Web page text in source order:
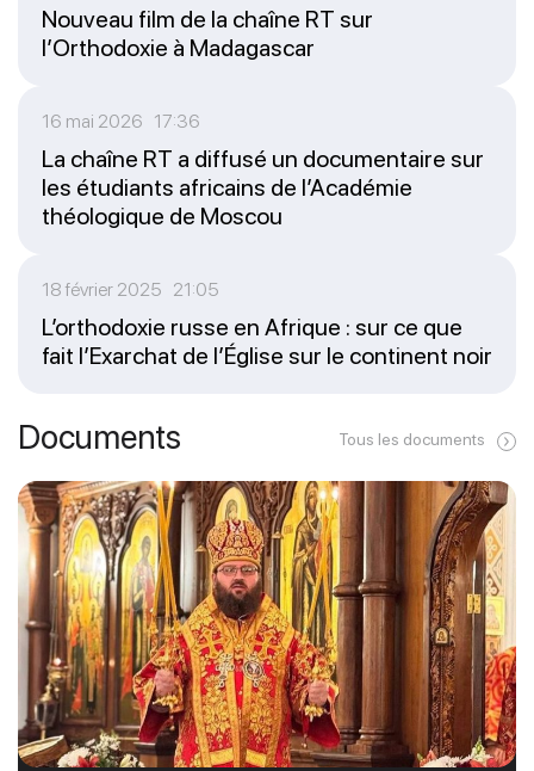
Nouveau film de la chaîne RT sur
l’Orthodoxie à Madagascar
16 mai 2026 17:36
La chaîne RT a diffusé un documentaire sur
les étudiants africains de l’Académie
théologique de Moscou
18 février 2025 21:05
L’orthodoxie russe en Afrique : sur ce que
fait l’Exarchat de l’Église sur le continent noir
Documents Tous les documents